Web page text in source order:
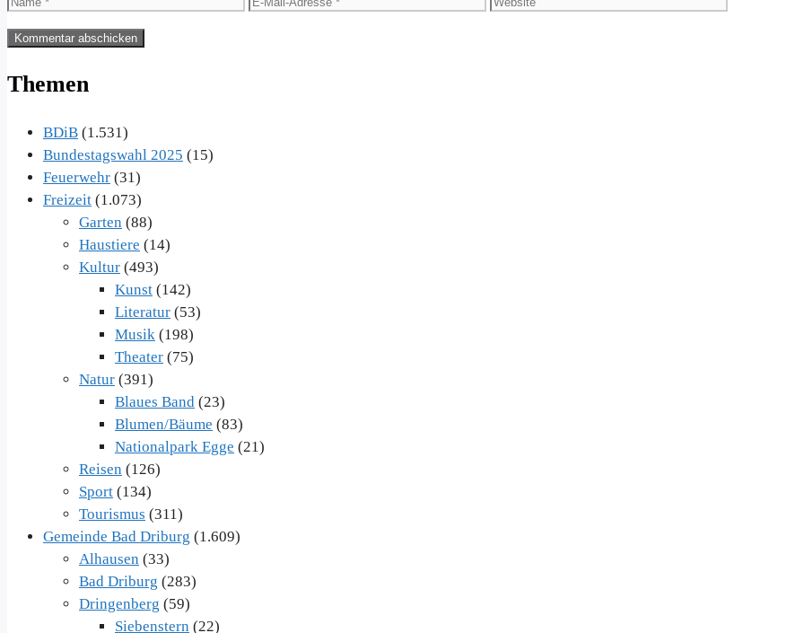
Themen
BDiB (1.531)
Bundestagswahl 2025 (15)
Feuerwehr (31)
Freizeit (1.073)
Garten (88)
Haustiere (14)
Kultur (493)
Kunst (142)
Literatur (53)
Musik (198)
Theater (75)
Natur (391)
Blaues Band (23)
Blumen/Bäume (83)
Nationalpark Egge (21)
Reisen (126)
Sport (134)
Tourismus (311)
Gemeinde Bad Driburg (1.609)
Alhausen (33)
Bad Driburg (283)
Dringenberg (59)
Siebenstern (22)